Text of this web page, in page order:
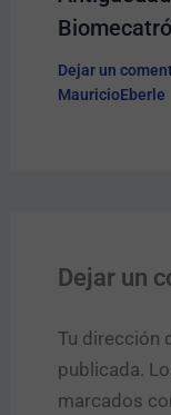
Dejar un
MauricioEberle
Dejar un
Tu dirección
publicada.
marcados